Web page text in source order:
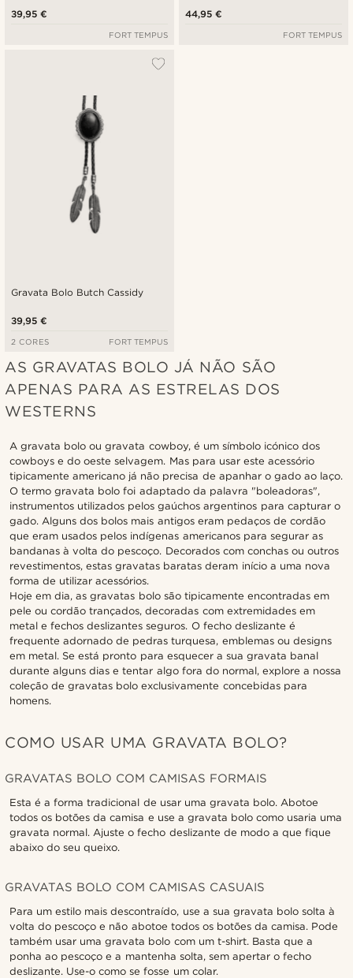
39,95 €
FORT TEMPUS
44,95 €
FORT TEMPUS
Gravata Bolo Butch Cassidy
39,95 €
2 CORES FORT TEMPUS
AS GRAVATAS BOLO JÁ NÃO SÃO
APENAS PARA AS ESTRELAS DOS
WESTERNS
A gravata bolo ou gravata cowboy, é um símbolo icónico dos
cowboys e do oeste selvagem. Mas para usar este acessório
tipicamente americano já não precisa de apanhar o gado ao laço.
O termo gravata bolo foi adaptado da palavra "boleadoras",
instrumentos utilizados pelos gaúchos argentinos para capturar o
gado. Alguns dos bolos mais antigos eram pedaços de cordão
que eram usados pelos indígenas americanos para segurar as
bandanas à volta do pescoço. Decorados com conchas ou outros
revestimentos, estas gravatas baratas deram início a uma nova
forma de utilizar acessórios.
Hoje em dia, as gravatas bolo são tipicamente encontradas em
pele ou cordão trançados, decoradas com extremidades em
metal e fechos deslizantes seguros. O fecho deslizante é
frequente adornado de pedras turquesa, emblemas ou designs
em metal. Se está pronto para esquecer a sua gravata banal
durante alguns dias e tentar algo fora do normal, explore a nossa
coleção de gravatas bolo exclusivamente concebidas para
homens.
COMO USAR UMA GRAVATA BOLO?
GRAVATAS BOLO COM CAMISAS FORMAIS
Esta é a forma tradicional de usar uma gravata bolo. Abotoe
todos os botões da camisa e use a gravata bolo como usaria uma
gravata normal. Ajuste o fecho deslizante de modo a que fique
abaixo do seu queixo.
GRAVATAS BOLO COM CAMISAS CASUAIS
Para um estilo mais descontraído, use a sua gravata bolo solta à
volta do pescoço e não abotoe todos os botões da camisa. Pode
também usar uma gravata bolo com um t-shirt. Basta que a
ponha ao pescoço e a mantenha solta, sem apertar o fecho
deslizante. Use-o como se fosse um colar.